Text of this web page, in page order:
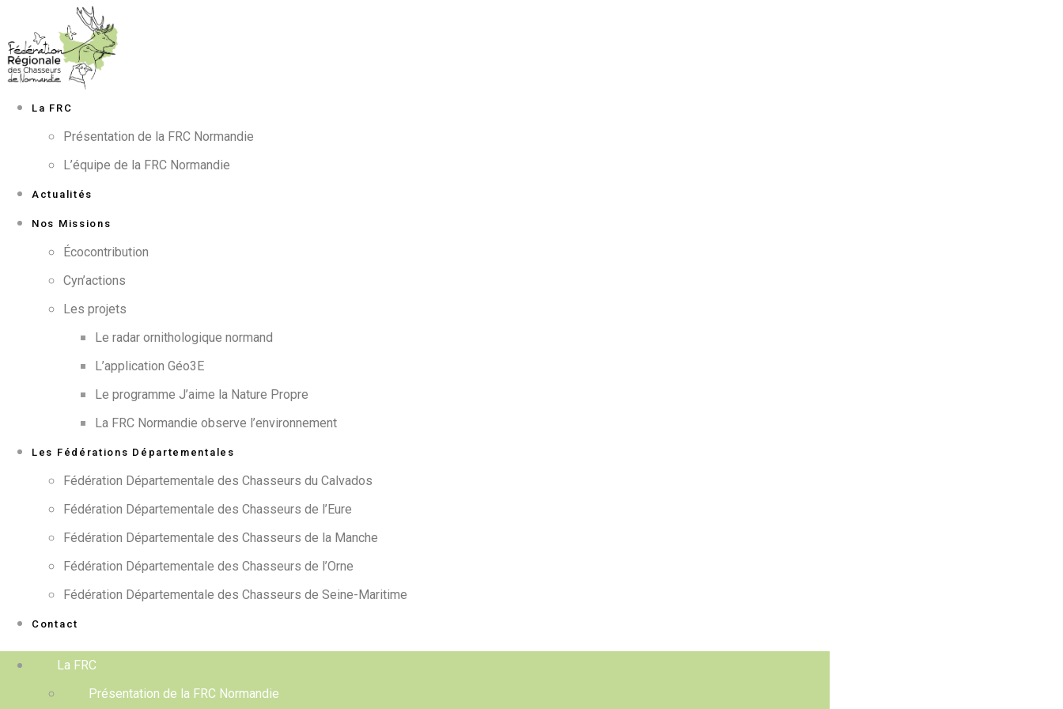
La FRC
Présentation de la FRC Normandie
L’équipe de la FRC Normandie
Actualités
Nos Missions
Écocontribution
Cyn’actions
Les projets
Le radar ornithologique normand
L’application Géo3E
Le programme J’aime la Nature Propre
La FRC Normandie observe l’environnement
Les Fédérations Départementales
Fédération Départementale des Chasseurs du Calvados
Fédération Départementale des Chasseurs de l’Eure
Fédération Départementale des Chasseurs de la Manche​
Fédération Départementale des Chasseurs de l’Orne
Fédération Départementale des Chasseurs de Seine-Maritime
Contact
La FRC
Présentation de la FRC Normandie